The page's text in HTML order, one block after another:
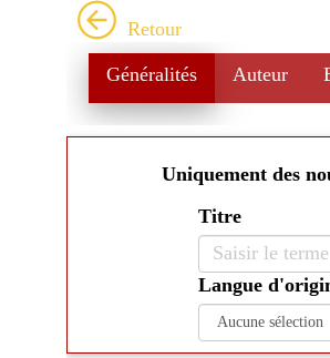
Retour
Généralités Auteur
Uniquement des
Titre
Langue